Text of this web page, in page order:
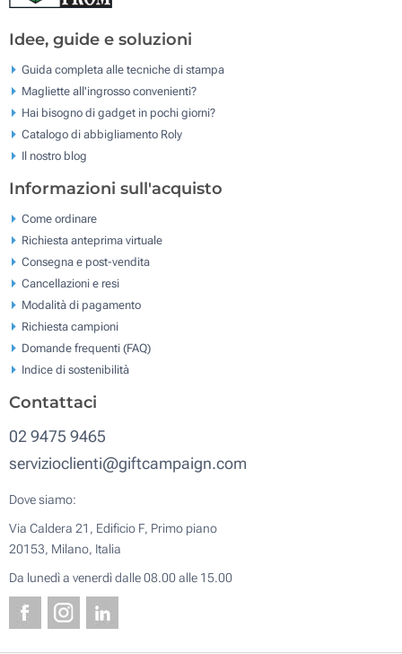
Idee, guide e soluzioni
Guida completa alle tecniche di stampa
Magliette all'ingrosso convenienti?
Hai bisogno di gadget in pochi giorni?
Catalogo di abbigliamento Roly
Il nostro blog
Informazioni sull'acquisto
Come ordinare
Richiesta anteprima virtuale
Consegna e post-vendita
Cancellazioni e resi
Modalità di pagamento
Richiesta campioni
Domande frequenti (FAQ)
Indice di sostenibilità
Contattaci
02 9475 9465
servizioclienti@giftcampaign.com
Dove siamo:
Via Caldera 21, Edificio F, Primo piano
20153, Milano, Italia
Da lunedì a venerdì dalle 08.00 alle 15.00